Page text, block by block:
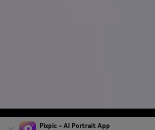
Pixpic - AI Portrait App
Generatore Video IA